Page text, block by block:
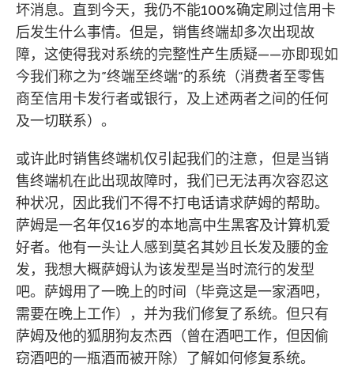
坏消息。直到今天，我仍不能100%确定刷过信用卡
后发生什么事情。但是，销售终端却多次出现故
障，这使得我对系统的完整性产生质疑——亦即现如
今我们称之为”终端至终端”的系统（消费者至零售
商至信用卡发行者或银行，及上述两者之间的任何
及一切联系）。
或许此时销售终端机仅引起我们的注意，但是当销
售终端机在此出现故障时，我们已无法再次容忍这
种状况，因此我们不得不打电话请求萨姆的帮助。
萨姆是一名年仅16岁的本地高中生黑客及计算机爱
好者。他有一头让人感到莫名其妙且长发及腰的金
发，我想大概萨姆认为该发型是当时流行的发型
吧。萨姆用了一晚上的时间（毕竟这是一家酒吧，
需要在晚上工作），并为我们修复了系统。但只有
萨姆及他的狐朋狗友杰西（曾在酒吧工作，但因偷
窃酒吧的一瓶酒而被开除）了解如何修复系统。